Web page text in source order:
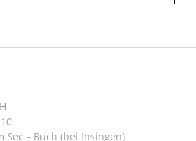
See - Buch (bei Insingen)